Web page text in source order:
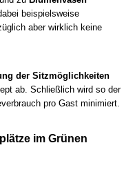
beispielsweise
aber wirklich keine
der Sitzmöglichkeiten
ab. Schließlich wird so der
pro Gast minimiert.
im Grünen